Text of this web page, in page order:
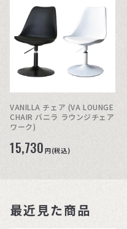
VANILLA チェア (VA LOUNGE
CHAIR バニラ ラウンジチェア
ワーク)
15,730 円(税込)
最近見た商品